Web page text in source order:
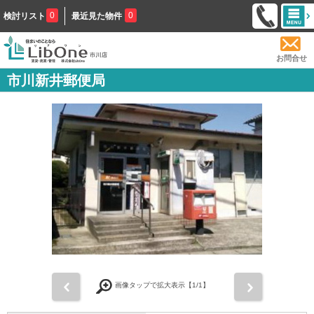
検討リスト 0 最近見た物件 0
お問合せ
市川新井郵便局
画像タップで拡大表示【1/1】